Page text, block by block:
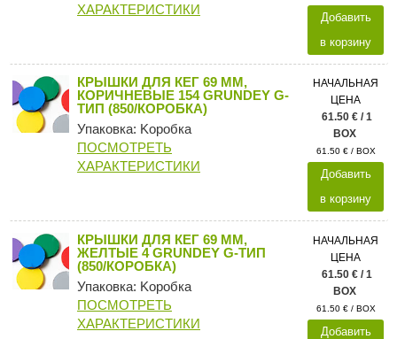
ХАРАКТЕРИСТИКИ
Добавить
в корзину
КРЫШКИ ДЛЯ КЕГ 69 ММ,
КОРИЧНЕВЫЕ 154 GRUNDEY G-
ТИП (850/КОРОБКА)
Упаковка: Kоробка
ПОСМОТРЕТЬ
ХАРАКТЕРИСТИКИ
НАЧАЛЬНАЯ
ЦЕНА
61.50 € / 1
BOX
61.50 € / BOX
Добавить
в корзину
КРЫШКИ ДЛЯ КЕГ 69 ММ,
ЖЕЛТЫЕ 4 GRUNDEY G-ТИП
(850/КОРОБКА)
Упаковка: Kоробка
ПОСМОТРЕТЬ
ХАРАКТЕРИСТИКИ
НАЧАЛЬНАЯ
ЦЕНА
61.50 € / 1
BOX
61.50 € / BOX
Добавить